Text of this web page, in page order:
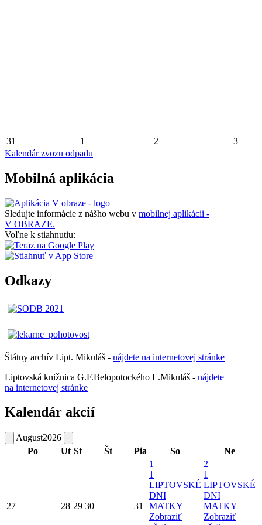
31 1 2
3
Kalendár zvozu odpadu
Mobilná aplikácia
Sledujte informácie z nášho webu v mobilnej aplikácii -
V OBRAZE.
Voľne k stiahnutiu:
Odkazy
Štátny archív Lipt. Mikuláš - nájdete na internetovej stránke
Liptovská knižnica G.F.Belopotockého L.Mikuláš - nájdete
na internetovej stránke
Kalendár akcií
August2026
Po
Ut St Št Pia So Ne
27 28 29 30 31
1
1
LIPTOVSKÉ
DNI
MATKY
Zobraziť
2
1
LIPTOVSKÉ
DNI
MATKY
Zobraziť